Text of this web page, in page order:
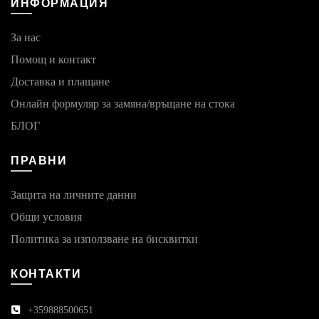
ИНФОРМАЦИЯ
За нас
Помощ и контакт
Доставка и плащане
Онлайн формуляр за замяна/връщане на стока
БЛОГ
ПРАВНИ
Защита на личните данни
Общи условия
Политика за използване на бисквитки
КОНТАКТИ
+359888500651